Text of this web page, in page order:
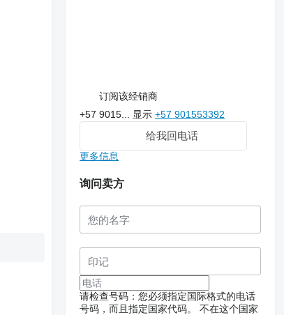
订阅该经销商
+57 9015... 显示+57 901553392
给我回电话
更多信息
询问卖方
请检查号码：您必须指定国际格式的电话
号码，而且指定国家代码。
不在这个国家